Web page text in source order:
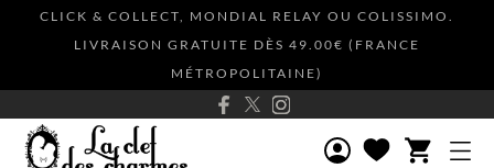
CLICK & COLLECT, MONDIAL RELAY OU COLISSIMO.
LIVRAISON GRATUITE DÈS 49.00€ (FRANCE
MÉTROPOLITAINE)
shopping_cart